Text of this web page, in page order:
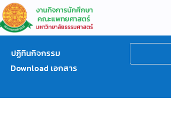
ปฏิทินกิจกรรม
Download เอกสาร